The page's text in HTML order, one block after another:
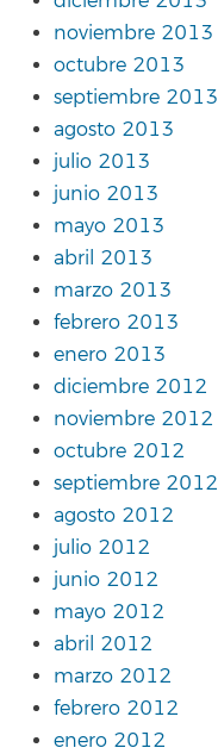
noviembre 2013
octubre 2013
septiembre 2013
agosto 2013
julio 2013
junio 2013
mayo 2013
abril 2013
marzo 2013
febrero 2013
enero 2013
diciembre 2012
noviembre 2012
octubre 2012
septiembre 2012
agosto 2012
julio 2012
junio 2012
mayo 2012
abril 2012
marzo 2012
febrero 2012
enero 2012